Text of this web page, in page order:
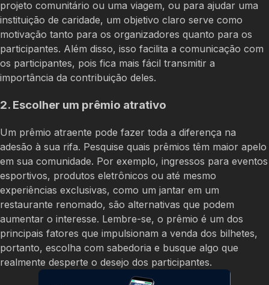
projeto comunitário ou uma viagem, ou para ajudar uma
instituição de caridade, um objetivo claro serve como
motivação tanto para os organizadores quanto para os
participantes. Além disso, isso facilita a comunicação com
os participantes, pois fica mais fácil transmitir a
importância da contribuição deles.
2. Escolher um prêmio atrativo
Um prêmio atraente pode fazer toda a diferença na
adesão à sua rifa. Pesquise quais prêmios têm maior apelo
em sua comunidade. Por exemplo, ingressos para eventos
esportivos, produtos eletrônicos ou até mesmo
experiências exclusivas, como um jantar em um
restaurante renomado, são alternativas que podem
aumentar o interesse. Lembre-se, o prêmio é um dos
principais fatores que impulsionam a venda dos bilhetes,
portanto, escolha com sabedoria e busque algo que
realmente desperte o desejo dos participantes.